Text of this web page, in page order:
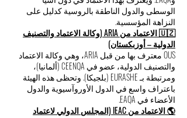
الوسطى والدول الناطقة بالروسية كدليل على
النزاهة المؤسسية.
🇺🇿 الاعتماد من ARIA (وكالة الاعتماد والتصنيف
الدولية – أوزبكستان)
OUS معترف بها من قبل ARIA، وهي وكالة الاعتماد
والتصنيف الدولية، عضو في CEENQA (ألمانيا)،
ومرتبطة بـ EURASHE (بلجيكا). وتحظى هذه الهيئة
باعتراف واسع في الدول الأوروآسيوية والدول
الأعضاء في EAQA.
🌎 الاعتماد من IEAC (المجلس الدولي لاعتماد